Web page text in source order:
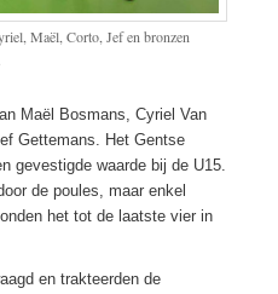
Maël, Corto, Jef en bronzen
Maël Bosmans, Cyriel Van
Gettemans. Het Gentse
gevestigde waarde bij de U15.
de poules, maar enkel
het tot de laatste vier in
en trakteerden de